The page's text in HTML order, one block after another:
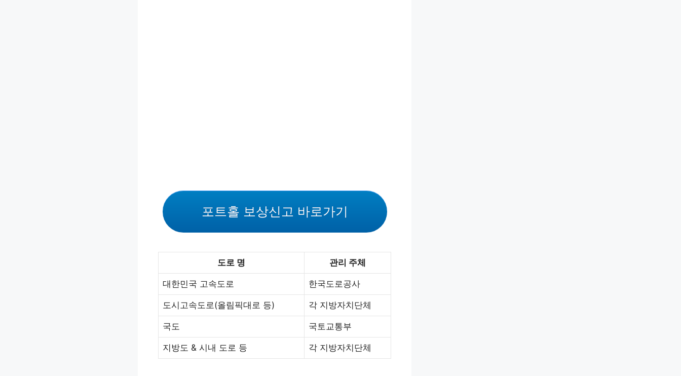
포트홀 보상신고 바로가기
도로 명 관리 주체
대한민국 고속도로 한국도로공사
도시고속도로(올림픽대로 등) 각 지방자치단체
국도 국토교통부
지방도 & 시내 도로 등 각 지방자치단체